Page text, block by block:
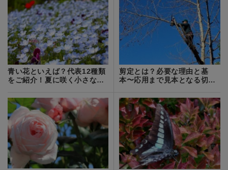
青い花といえば？代表12種類
をご紹介！夏に咲く小さな青
剪定とは？必要な理由と基
本〜応用まで見本となる切り